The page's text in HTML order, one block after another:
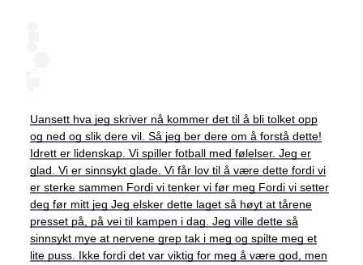
Uansett hva jeg skriver nå kommer det til å bli tolket opp
og ned og slik dere vil. Så jeg ber dere om å forstå dette!
Idrett er lidenskap. Vi spiller fotball med følelser. Jeg er
glad. Vi er sinnsykt glade. Vi får lov til å være dette fordi vi
er sterke sammen Fordi vi tenker vi før meg Fordi vi setter
deg før mitt jeg Jeg elsker dette laget så høyt at tårene
presset på, på vei til kampen i dag. Jeg ville dette så
sinnsykt mye at nervene grep tak i meg og spilte meg et
lite puss. Ikke fordi det var viktig for meg å være god, men